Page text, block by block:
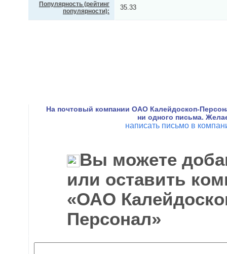
Популярность (рейтинг
популярности):
35.33
На почтовый компании ОАО Калейдоскоп-
ни одного письма.
написать письмо в
Вы можете
или оставить
«ОАО
Персонал»